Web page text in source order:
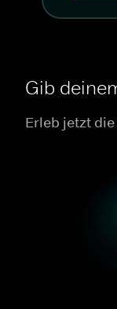
Gib
Erleb jetzt